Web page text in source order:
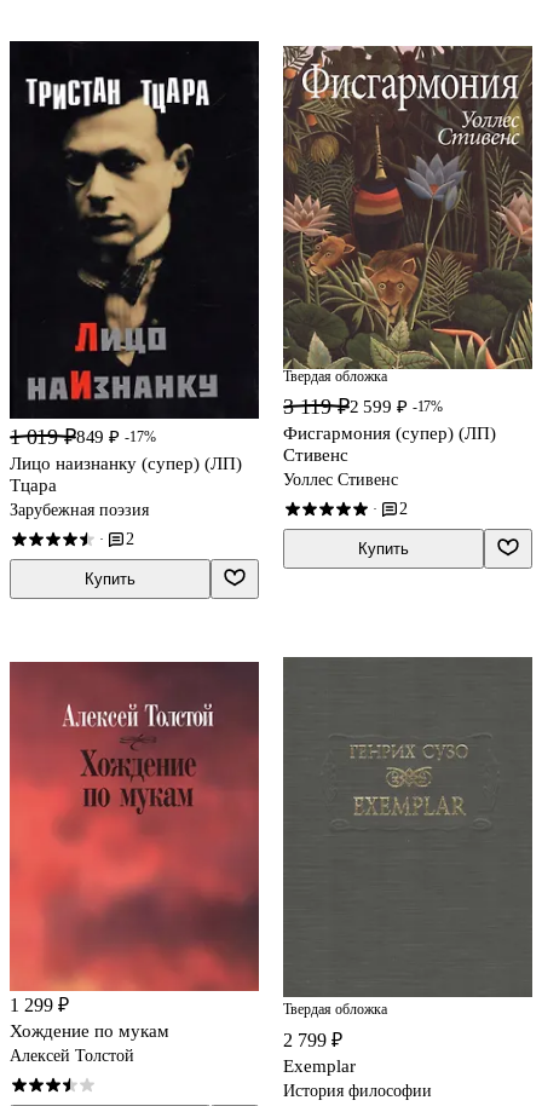
1 019 ₽849 ₽ -17%
Лицо наизнанку (супер) (ЛП)
Тцара
Зарубежная поэзия
· 2
Купить
Твердая обложка
3 119 ₽2 599 ₽ -17%
Фисгармония (супер) (ЛП)
Стивенс
Уоллес Стивенс
· 2
Купить
1 299 ₽
Хождение по мукам
Алексей Толстой
Твердая обложка
2 799 ₽
Exemplar
История философии